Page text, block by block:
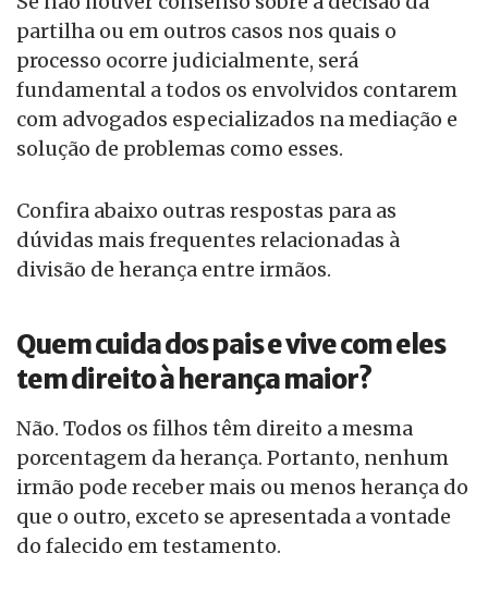
partilha ou em outros casos nos quais o
processo ocorre judicialmente, será
fundamental a todos os envolvidos contarem
com advogados especializados na mediação e
solução de problemas como esses.
Confira abaixo outras respostas para as
dúvidas mais frequentes relacionadas à
divisão de herança entre irmãos.
Quem cuida dos pais e vive com eles
tem direito à herança maior?
Não. Todos os filhos têm direito a mesma
porcentagem da herança. Portanto, nenhum
irmão pode receber mais ou menos herança do
que o outro, exceto se apresentada a vontade
do falecido em testamento.